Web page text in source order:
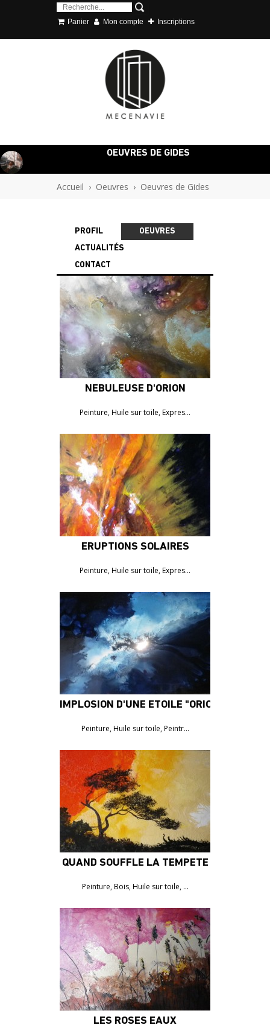
Panier Mon compte Inscriptions
OEUVRES DE GIDES
Accueil › Oeuvres › Oeuvres de Gides
PROFIL
OEUVRES
ACTUALITÉS
CONTACT
NÉBULEUSE D'ORION
Peinture, Huile sur toile, Expres…
ÉRUPTIONS SOLAIRES
Peinture, Huile sur toile, Expres…
IMPLOSION D'UNE ÉTOILE "ORION"
Peinture, Huile sur toile, Peintr…
QUAND SOUFFLE LA TEMPÊTE
Peinture, Bois, Huile sur toile, …
LES ROSES EAUX